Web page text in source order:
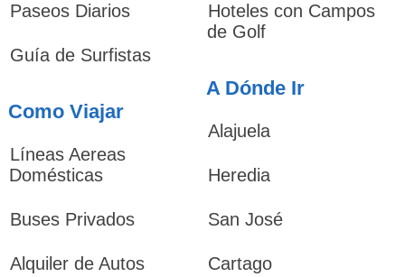
Paseos Diarios
Guía de Surfistas
Como Viajar
Líneas Aereas
Domésticas
Buses Privados
Alquiler de Autos
Hoteles con Campos
de Golf
A Dónde Ir
Alajuela
Heredia
San José
Cartago